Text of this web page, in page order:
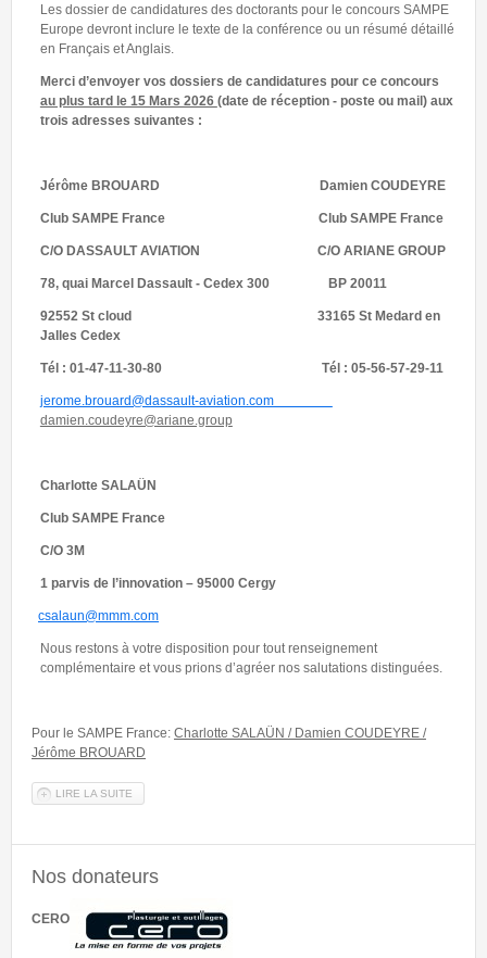
Les dossier de candidatures des doctorants pour le concours SAMPE
Europe devront inclure le texte de la conférence ou un résumé détaillé
en Français et Anglais.
Merci d’envoyer vos dossiers de candidatures pour ce concours
au plus tard le 15 Mars 2026 (date de réception - poste ou mail) aux
trois adresses suivantes :
Jérôme BROUARD Damien COUDEYRE
Club SAMPE France Club SAMPE France
C/O DASSAULT AVIATION C/O ARIANE GROUP
78, quai Marcel Dassault - Cedex 300 BP 20011
92552 St cloud 33165 St Medard en
Jalles Cedex
Tél : 01-47-11-30-80 Tél : 05-56-57-29-11
jerome.brouard@dassault-aviation.com
damien.coudeyre@ariane.group
Charlotte SALAÜN
Club SAMPE France
C/O 3M
1 parvis de l’innovation – 95000 Cergy
csalaun@mmm.com
Nous restons à votre disposition pour tout renseignement
complémentaire et vous prions d’agréer nos salutations distinguées.
Pour le SAMPE France: Charlotte SALAÜN / Damien COUDEYRE /
Jérôme BROUARD
LIRE LA SUITE
Nos donateurs
CERO